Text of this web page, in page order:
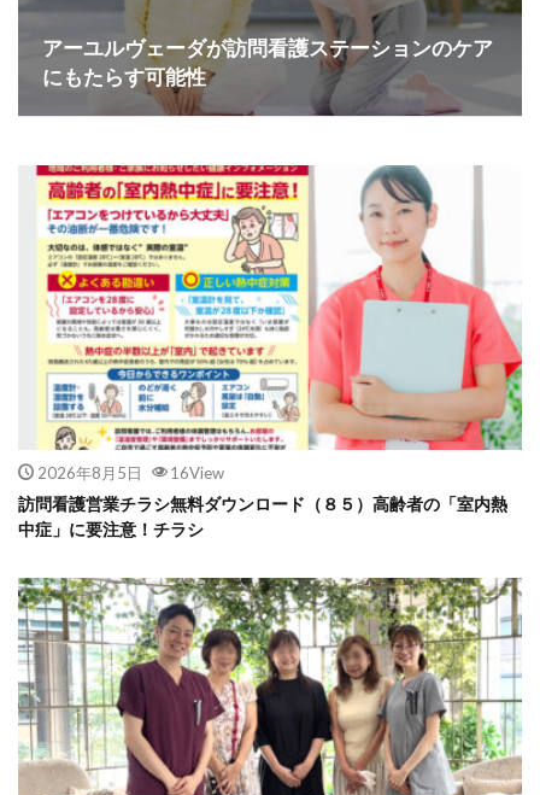
アーユルヴェーダが訪問看護ステーションのケア
にもたらす可能性
2026年8月5日 16View
訪問看護営業チラシ無料ダウンロード（８５）高齢者の「室内熱
中症」に要注意！チラシ